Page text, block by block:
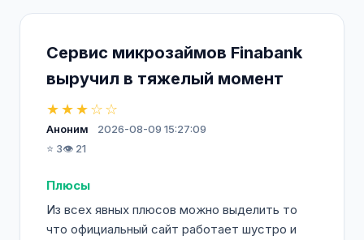
Сервис микрозаймов Finabank
выручил в тяжелый момент
★★★☆☆
Аноним
2026-08-09 15:27:09
⭐ 3👁️ 21
Плюсы
Из всех явных плюсов можно выделить то
что официальный сайт работает шустро и